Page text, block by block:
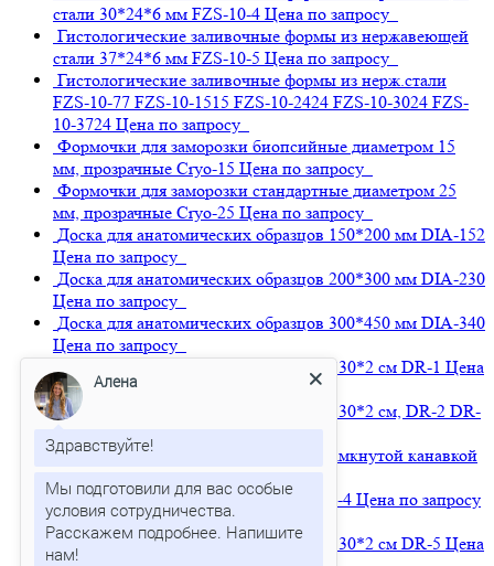
стали 30*24*6 мм FZS-10-4 Цена по запросу
Гистологические заливочные формы из нержавеющей
стали 37*24*6 мм FZS-10-5 Цена по запросу
Гистологические заливочные формы из нерж.стали
FZS-10-77 FZS-10-1515 FZS-10-2424 FZS-10-3024 FZS-
10-3724 Цена по запросу
Формочки для заморозки биопсийные диаметром 15
мм, прозрачные Cryo-15 Цена по запросу
Формочки для заморозки стандартные диаметром 25
мм, прозрачные Cryo-25 Цена по запросу
Доска для анатомических образцов 150*200 мм DIA-152
Цена по запросу
Доска для анатомических образцов 200*300 мм DIA-230
Цена по запросу
Доска для анатомических образцов 300*450 мм DIA-340
Цена по запросу
Многоразовая доска для вырезки 50*30*2 см DR-1 Цена
по запросу
Многоразовая доска для вырезки 50*30*2 см, DR-2 DR-
Цена по запросу
Многоразовая доска для вырезки с замкнутой канавкой
DR-3
Многоразовая доска для вырезки
DR-4 Цена по запросу
Многоразовая доска для вырезки 40*30*2 см DR-5 Цена
Алена
Здравствуйте!
Мы подготовили для вас особые
условия сотрудничества.
Расскажем подробнее. Напишите